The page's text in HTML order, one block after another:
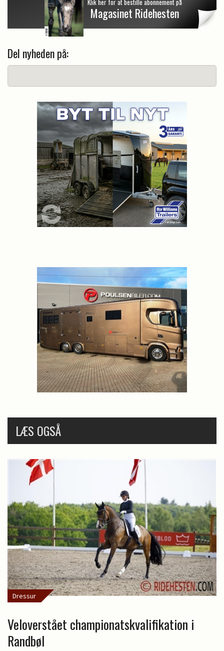
Klik her for at bestille abonnement på
Magasinet Ridehesten
Del nyheden på:
LÆS OGSÅ
Dressur
Veloverstået championatskvalifikation i
Randbøl